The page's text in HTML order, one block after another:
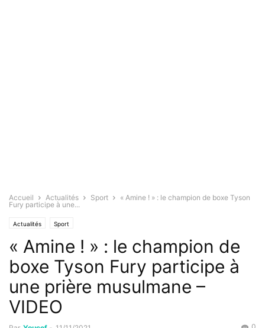
Accueil Actualités Sport
« Amine ! » : le champion de boxe Tyson
Fury participe à une...
Actualités Sport
« Amine ! » : le champion de
boxe Tyson Fury participe à
une prière musulmane –
VIDEO